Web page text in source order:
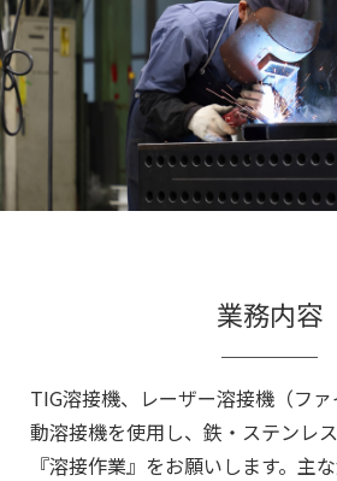
業務内容
TIG溶接機、レーザー溶接機（フ
動溶接機を使用し、鉄・ステンレ
『溶接作業』をお願いします。主